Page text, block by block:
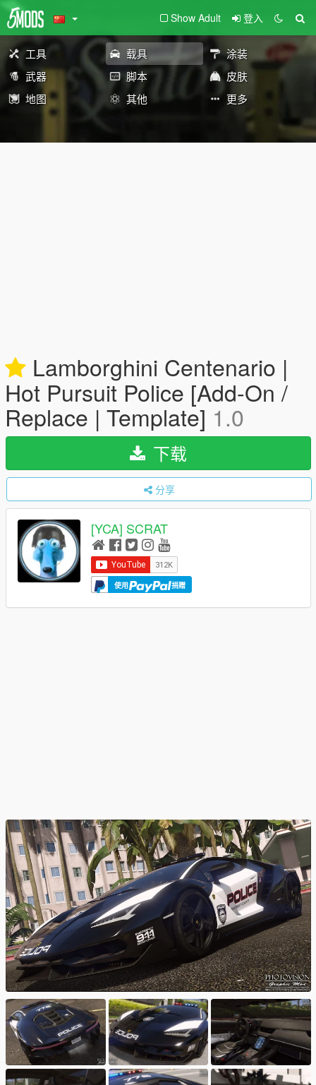
Show Adult 登入
工具 载具
涂装
武器
脚本
皮肤
地图
其他 更多
Lamborghini Centenario |
Hot Pursuit Police [Add-On /
Replace | Template] 1.0
下载
分享
[YCA] SCRAT
使用 捐赠